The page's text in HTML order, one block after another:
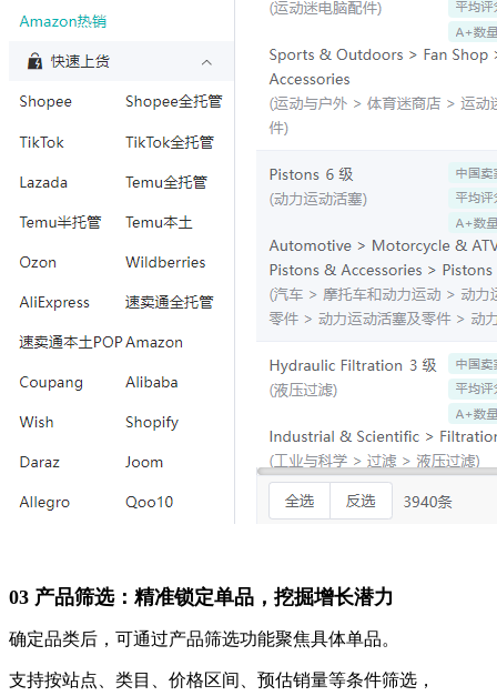
03 产品筛选：精准锁定单品，挖掘增长潜力
确定品类后，可通过产品筛选功能聚焦具体单品。
支持按站点、类目、价格区间、预估销量等条件筛选，